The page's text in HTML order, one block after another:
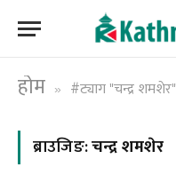
होम » #ट्याग "चन्द्र शमशेर"
ब्राउजिङ:चन्द्र शमशेर